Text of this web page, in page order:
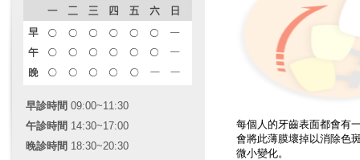
早診時間 09:00~11:30
午診時間 14:30~17:00
晚診時間 18:30~20:30
每個人的牙齒表面都會有
會將此薄膜壞掉以消除色
微小變化。